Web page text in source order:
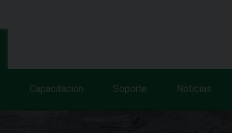
Capacitación Soporte Noticias